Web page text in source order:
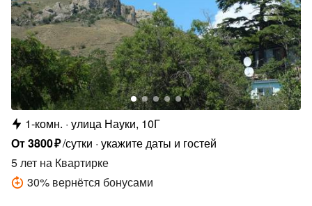
1-комн. улица Науки, 10Г
От3800₽/сутки укажите даты и гостей
5 лет на Квартирке
30% вернётся бонусами